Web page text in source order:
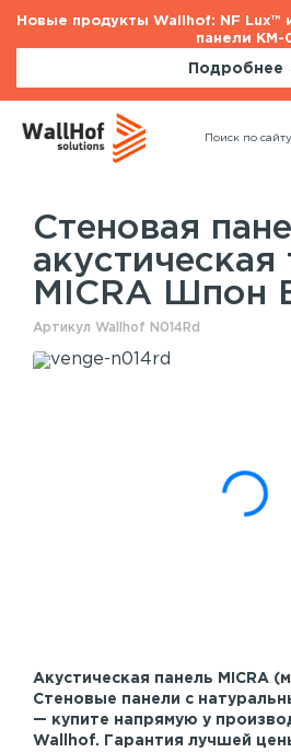
Новые продукты Wallhof: NF Lux™
панели КМ-
Подробнее
Стеновые панели
Шпонированные панели
Акустические панели
Панели с полимерным
Шпонированные панели
Услуги
Монтаж акустических
Назад
Акустические
Стеновая
акустическая
MICRA Шпон
Артикул Wallhof N014Rd
Акустическая панель MICRA
Стеновые панели с
— купите напрямую у
Wallhof. Гарантия лучшей